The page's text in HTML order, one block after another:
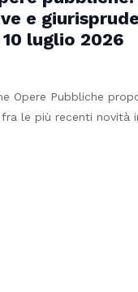
e
luglio 2026
Opere Pubbliche
le più recenti novità